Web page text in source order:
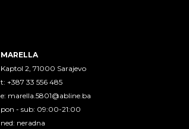
MARELLA
Kaptol 2, 71000 Sarajevo
t: +387 33 556 485
e: marella.5801@abline.ba
pon - sub: 09:00-21:00
ned: neradna